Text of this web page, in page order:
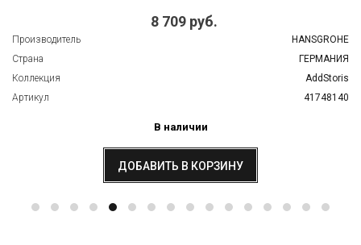
8 709 руб.
Производитель
HANSGROHE
Страна
ГЕРМАНИЯ
Коллекция
AddStoris
Артикул
41748140
В наличии
ДОБАВИТЬ В КОРЗИНУ